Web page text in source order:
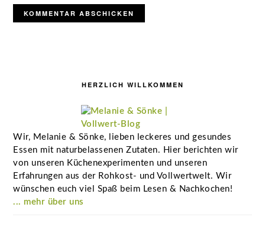
HERZLICH WILLKOMMEN
Wir, Melanie & Sönke, lieben leckeres und gesundes
Essen mit naturbelassenen Zutaten. Hier berichten wir
von unseren Küchenexperimenten und unseren
Erfahrungen aus der Rohkost- und Vollwertwelt. Wir
wünschen euch viel Spaß beim Lesen & Nachkochen!
... mehr über uns